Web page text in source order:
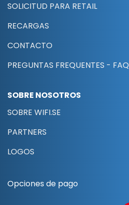
SOLICITUD PARA RETAIL
RECARGAS
CONTACTO
PREGUNTAS FREQUENTES - FAQ
SOBRE NOSOTROS
SOBRE WIFI.SE
PARTNERS
LOGOS
Opciones de pago